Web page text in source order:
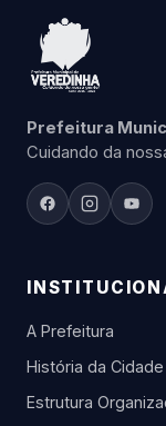
Prefeitura
Cuidando da
A Prefeitura
História da Cidade
Estrutura